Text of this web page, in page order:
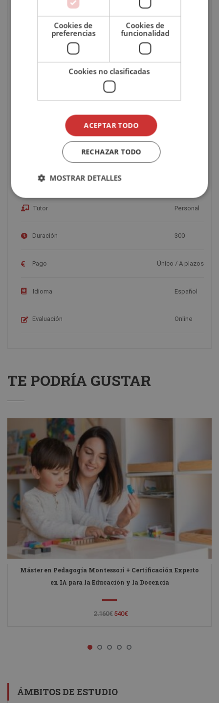
nacional como internacional.
SEFHOR está asociado a la Confederación Española
de Empresas de Formación (CECAP), una de las
instituciones nacionales más representativas en el
ámbito de la formación. Esto supone que nuestra
institución debe cumplir, y cumple estrictamente, con
el Código Ético establecido por esta representativa
consultar aquíel índice del temario.
CARACTERÍSTICAS DEL CURSO
Modalidad
Tutor Personal
Duración 300
Pago Único / A plazos
Idioma Español
Evaluación Online
TE PODRÍA GUSTAR
Máster en Pedagogía Montessori + Certificación Experto
en IA para la Educación y la Docencia
2.160€ 540€
ÁMBITOS DE ESTUDIO
Cookies de
preferencias
Cookies de
funcionalidad
Cookies no clasificadas
ACEPTAR TODO
RECHAZAR TODO
MOSTRAR DETALLES